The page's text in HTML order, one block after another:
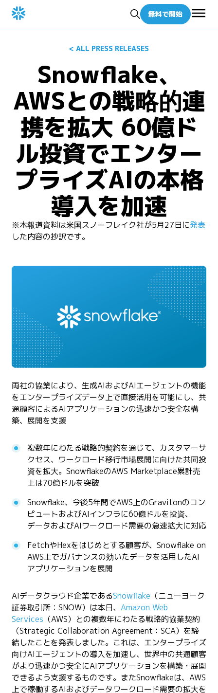
無料で開始
< ALL PRESS RELEASES
Snowflake、
AWSとの戦略的連
携を拡大 60億ド
ル投資でエンター
プライズAIの本格
導入を加速
※本報道資料は米国スノーフレイク社が5月27日に発表
した内容の抄訳です。
両社の協業により、生成AIおよびAIエージェントの機能
をエンタープライズデータ上で直接活用を可能にし、共
通顧客によるAIアプリケーションの迅速かつ安全な構
築、展開を支援
複数年にわたる戦略的契約を通じて、カスタマーサ
クセス、ワークロード移行市場展開に向けた共同投
資を拡大。SnowflakeのAWS Marketplace累計売
上は70億ドルを突破
Snowflake、今後5年間でAWS上のGravitonのコン
ピュートおよびAIインフラに60億ドルを投資、
データおよびAIワークロード需要の急速拡大に対応
FetchやHexをはじめとする顧客が、Snowflake on
AWS上でガバナンスの効いたデータを活用したAI
アプリケーションを展開
AIデータクラウド企業であるSnowflake （ニューヨーク
証券取引所：SNOW）は本日、 Amazon Web
Services （AWS）との複数年にわたる戦略的協業契約
（Strategic Collaboration Agreement：SCA）を締
結したことを発表しました。これは、エンタープライズ
向けAIエージェントの導入を加速し、世界中の共通顧客
がより迅速かつ安全にAIアプリケーションを構築・展開
できるよう支援するものです。またSnowflakeは、AWS
上で稼働するAIおよびデータワークロード需要の拡大を